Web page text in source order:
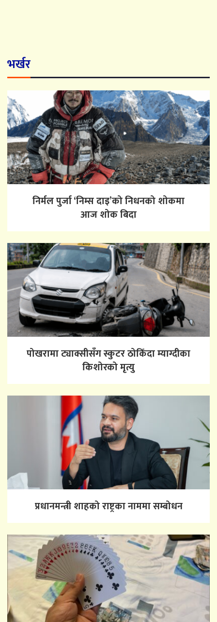
भर्खर
निर्मल पुर्जा ‘निम्स दाइ’को निधनको शोकमा
आज शोक बिदा
पोखरामा ट्याक्सीसँग स्कुटर ठोकिँदा म्याग्दीका
किशोरको मृत्यु
प्रधानमन्त्री शाहको राष्ट्रका नाममा सम्बोधन